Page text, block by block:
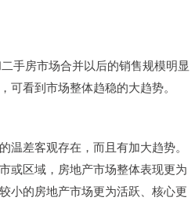
手房市场合并以后的销售规模明显
看到市场整体趋稳的大趋势。
差客观存在，而且有加大趋势。
或区域，房地产市场整体表现更为
小的房地产市场更为活跃、核心更